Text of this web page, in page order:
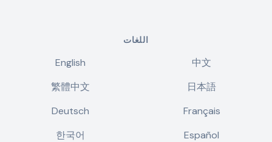
اللغات
English
中文
繁體中文
日本語
Deutsch
Français
한국어
Español